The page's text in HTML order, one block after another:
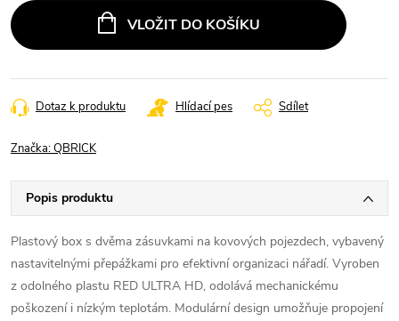
VLOŽIT DO KOŠÍKU
Dotaz k produktu Hlídací pes Sdílet
Značka:QBRICK
Popis produktu
Plastový box s dvěma zásuvkami na kovových pojezdech, vybavený
nastavitelnými přepážkami pro efektivní organizaci nářadí. Vyroben
z odolného plastu RED ULTRA HD, odolává mechanickému
poškození i nízkým teplotám. Modulární design umožňuje propojení